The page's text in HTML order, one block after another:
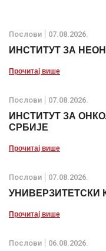
Послови 07.08.2026.
ИНСТИТУТ ЗА
Прочитај више
Послови 07.08.2026.
ИНСТИТУТ ЗА
СРБИЈЕ
Прочитај више
Послови 07.08.2026.
УНИВЕРЗИТЕТСКИ
Прочитај више
Послови 06.08.2026.